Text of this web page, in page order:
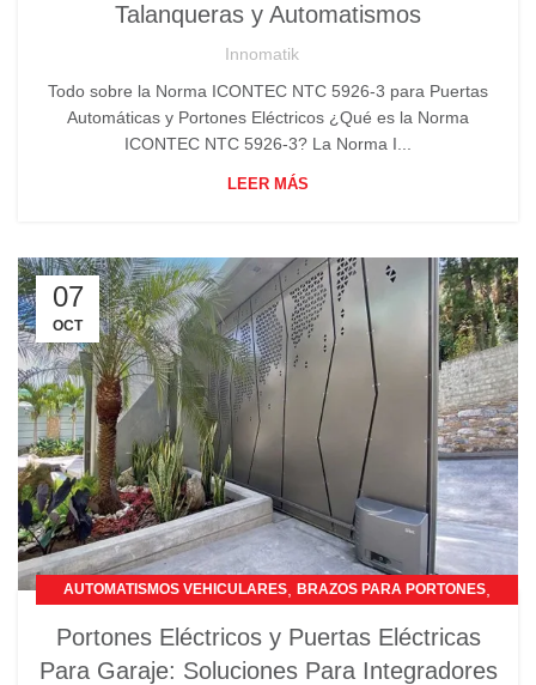
MOTOR PUERTA CORREDERA , TALANQUERAS
Talanqueras y Automatismos
Innomatik
Todo sobre la Norma ICONTEC NTC 5926-3 para Puertas
Automáticas y Portones Eléctricos ¿Qué es la Norma
ICONTEC NTC 5926-3? La Norma I...
LEER MÁS
07
OCT
AUTOMATISMOS VEHICULARES BRAZOS PARA PORTONES
Portones Eléctricos y Puertas Eléctricas
Para Garaje: Soluciones Para Integradores